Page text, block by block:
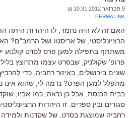
9 פברואר 2012 at 10:31
PERMALINK
האם זה לא היה נחמד, לו היהדות היתה
הרציונליסטי, של אריסטו ושל הרמב"ם?
משתתף בתפילה למען פרס לסרט קולנוע
פרופ' שקולניק, שבסרט עצמו מתרוצץ
שונים בירושלים, באיזור רחביה, כדי
מתפלל למען הפרס? נדמה לי, שהוא
בבית הכנסת, אבל כן נראה, כמו אביו,
סגורים ובין ספרים. זו היהדות
רחביה שמוצגת בסרט, של שקדנות ולמידה